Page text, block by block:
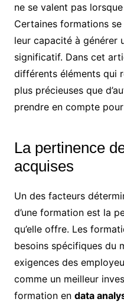
ne se valent pas lorsque
Certaines formations
leur capacité à générer
significatif. Dans cet
différents éléments qui
plus précieuses que
prendre en compte
La pertinence
acquises
Un des facteurs
d’une formation est la
qu’elle offre. Les
besoins spécifiques du
exigences des
comme un meilleur
formation en data